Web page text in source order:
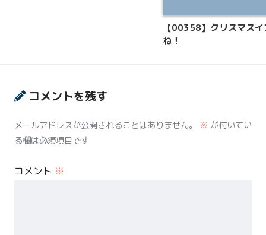
【00358】クリスマス
ね！
コメントを残す
メールアドレスが公開されることはありません。 ※ が付いてい
る欄は必須項目です
コメント ※